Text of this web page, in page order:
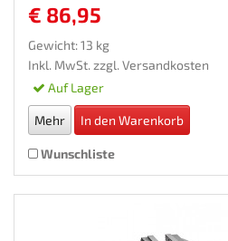
€ 86,95
Gewicht: 13 kg
Inkl. MwSt. zzgl. Versandkosten
Auf Lager
Mehr In den Warenkorb
Wunschliste